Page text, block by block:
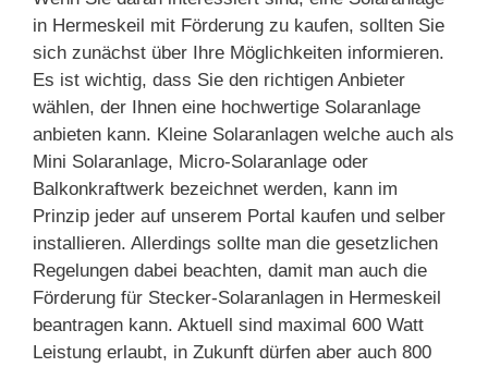
in Hermeskeil mit Förderung zu kaufen, sollten Sie
sich zunächst über Ihre Möglichkeiten informieren.
Es ist wichtig, dass Sie den richtigen Anbieter
wählen, der Ihnen eine hochwertige Solaranlage
anbieten kann. Kleine Solaranlagen welche auch als
Mini Solaranlage, Micro-Solaranlage oder
Balkonkraftwerk bezeichnet werden, kann im
Prinzip jeder auf unserem Portal kaufen und selber
installieren. Allerdings sollte man die gesetzlichen
Regelungen dabei beachten, damit man auch die
Förderung für Stecker-Solaranlagen in Hermeskeil
beantragen kann. Aktuell sind maximal 600 Watt
Leistung erlaubt, in Zukunft dürfen aber auch 800